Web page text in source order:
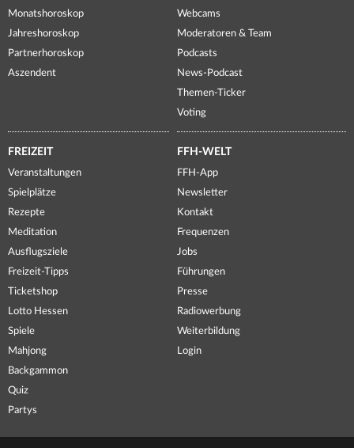
Monatshoroskop
Jahreshoroskop
Partnerhoroskop
Aszendent
Webcams
Moderatoren & Team
Podcasts
News-Podcast
Themen-Ticker
Voting
FREIZEIT
Veranstaltungen
Spielplätze
Rezepte
Meditation
Ausflugsziele
Freizeit-Tipps
Ticketshop
Lotto Hessen
Spiele
Mahjong
Backgammon
Quiz
Partys
FFH-WELT
FFH-App
Newsletter
Kontakt
Frequenzen
Jobs
Führungen
Presse
Radiowerbung
Weiterbildung
Login